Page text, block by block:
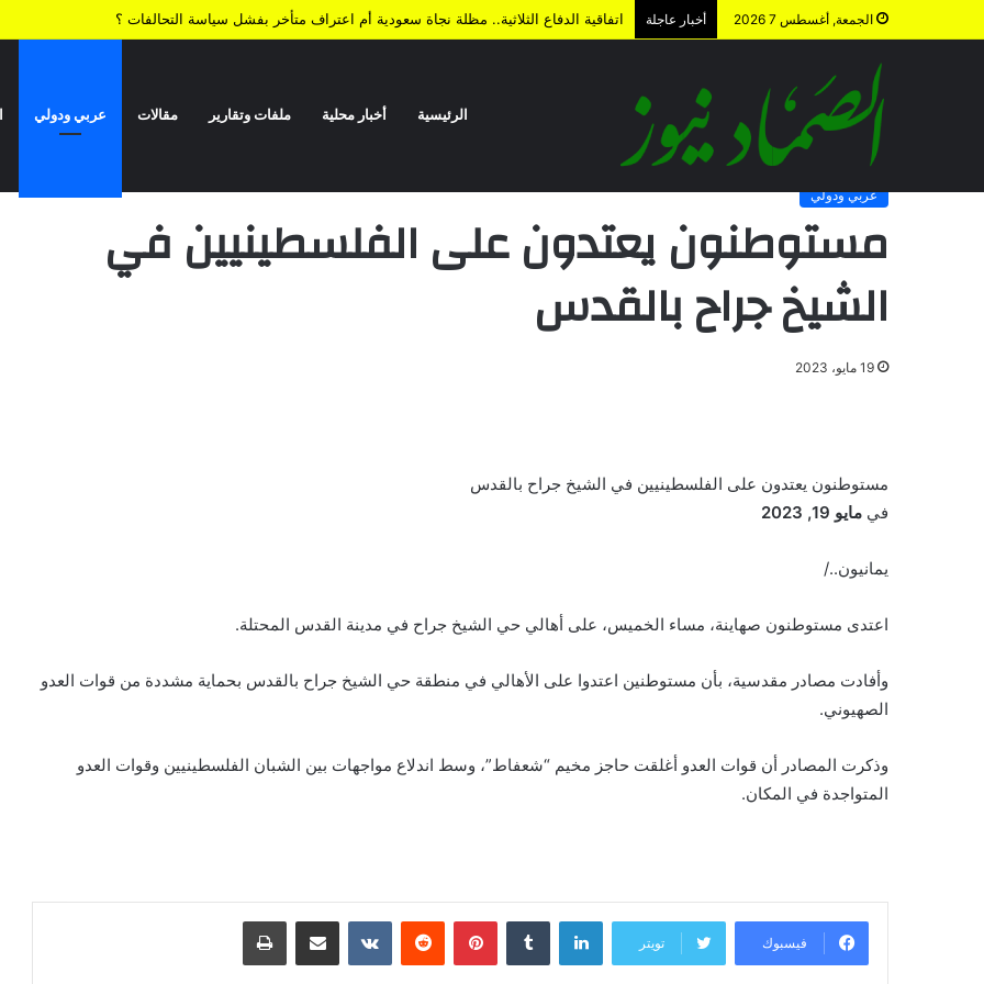
الجمعة, أغسطس 7 2026 أخبار عاجلة اتفاقية الدفاع الثلاثية.. مظلة نجاة سعودية أم اعتراف متأخر بفشل سياسة التحالفات ؟
الرئيسية أخبار محلية ملفات وتقارير مقالات عربي ودولي
الرئيسية /عربي ودولي مستوطنون يعتدون على الفلسطينيين في الشيخ جراح بالقدس
عربي ودولي
مستوطنون يعتدون على الفلسطينيين في
الشيخ جراح بالقدس
19 مايو، 2023
مستوطنون يعتدون على الفلسطينيين في الشيخ جراح بالقدس
في مايو 19, 2023
يمانيون../
اعتدى مستوطنون صهاينة، مساء الخميس، على أهالي حي الشيخ جراح في مدينة القدس المحتلة.
وأفادت مصادر مقدسية، بأن مستوطنين اعتدوا على الأهالي في منطقة حي الشيخ جراح بالقدس بحماية مشددة من قوات العدو
الصهيوني.
وذكرت المصادر أن قوات العدو أغلقت حاجز مخيم “شعفاط”، وسط اندلاع مواجهات بين الشبان الفلسطينيين وقوات العدو
المتواجدة في المكان.
فيسبوك تويتر
لينكدإن بينتيريست